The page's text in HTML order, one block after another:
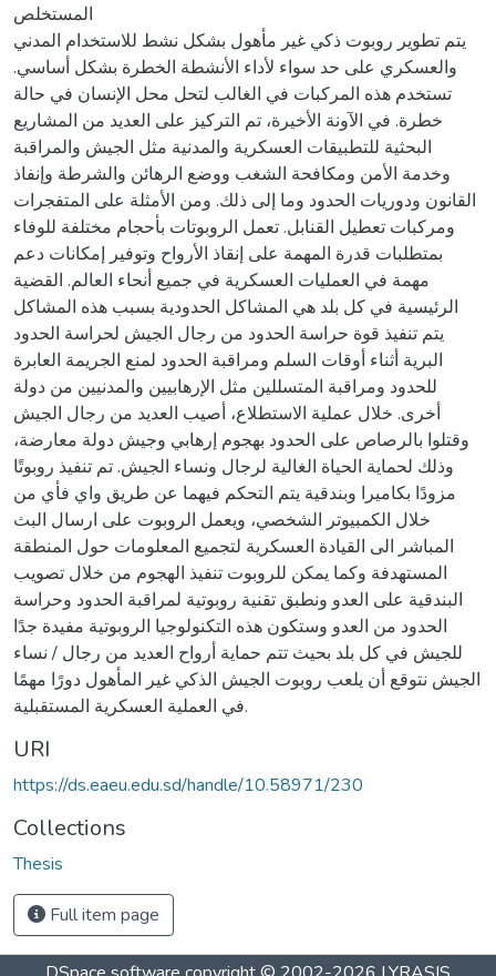
المستخلص
يتم تطوير روبوت ذكي غير مأهول بشكل نشط للاستخدام المدني
والعسكري على حد سواء لأداء الأنشطة الخطرة بشكل أساسي.
تستخدم هذه المركبات في الغالب لتحل محل الإنسان في حالة
خطرة. في الآونة الأخيرة، تم التركيز على العديد من المشاريع
البحثية للتطبيقات العسكرية والمدنية مثل الجيش والمراقبة
وخدمة الأمن ومكافحة الشغب ووضع الرهائن والشرطة وإنفاذ
القانون ودوريات الحدود وما إلى ذلك. ومن الأمثلة على المتفجرات
ومركبات تعطيل القنابل. تعمل الروبوتات بأحجام مختلفة للوفاء
بمتطلبات قدرة المهمة على إنقاذ الأرواح وتوفير إمكانات دعم
مهمة في العمليات العسكرية في جميع أنحاء العالم. القضية
الرئيسية في كل بلد هي المشاكل الحدودية بسبب هذه المشاكل
يتم تنفيذ قوة حراسة الحدود من رجال الجيش لحراسة الحدود
البرية أثناء أوقات السلم ومراقبة الحدود لمنع الجريمة العابرة
للحدود ومراقبة المتسللين مثل الإرهابيين والمدنيين من دولة
أخرى. خلال عملية الاستطلاع، أصيب العديد من رجال الجيش
وقتلوا بالرصاص على الحدود بهجوم إرهابي وجيش دولة معارضة،
وذلك لحماية الحياة الغالية لرجال ونساء الجيش. تم تنفيذ روبوتًا
مزودًا بكاميرا وبندقية يتم التحكم فيهما عن طريق واي فأي من
خلال الكمبيوتر الشخصي، ويعمل الروبوت على ارسال البث
المباشر الى القيادة العسكرية لتجميع المعلومات حول المنطقة
المستهدفة وكما يمكن للروبوت تنفيذ الهجوم من خلال تصويب
البندقية على العدو ونطبق تقنية روبوتية لمراقبة الحدود وحراسة
الحدود من العدو وستكون هذه التكنولوجيا الروبوتية مفيدة جدًا
للجيش في كل بلد بحيث تتم حماية أرواح العديد من رجال / نساء
الجيش نتوقع أن يلعب روبوت الجيش الذكي غير المأهول دورًا مهمًا
في العملية العسكرية المستقبلية.
URI
https://ds.eaeu.edu.sd/handle/10.58971/230
Collections
Thesis
Full item page